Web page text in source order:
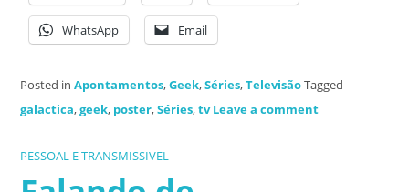
WhatsApp Email
Posted inApontamentos,Geek,Séries,TelevisãoTagged
galactica,geek, poster,Séries,tvLeave a comment
PESSOAL E TRANSMISSIVEL